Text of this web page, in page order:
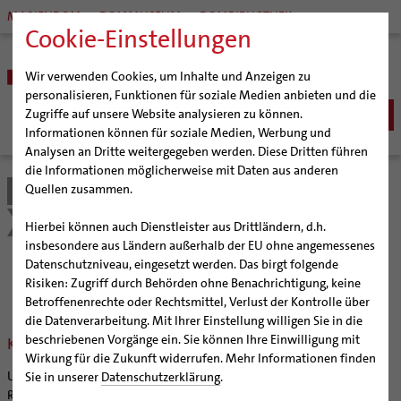
Cookie-Einstellungen
Wir verwenden Cookies, um Inhalte und Anzeigen zu
personalisieren, Funktionen für soziale Medien anbieten und die
Zugriffe auf unsere Website analysieren zu können.
Informationen können für soziale Medien, Werbung und
Analysen an Dritte weitergegeben werden. Diese Dritten führen
die Informationen möglicherweise mit Daten aus anderen
Quellen zusammen.
Hierbei können auch Dienstleister aus Drittländern, d.h.
insbesondere aus Ländern außerhalb der EU ohne angemessenes
Datenschutzniveau, eingesetzt werden. Das birgt folgende
Risiken: Zugriff durch Behörden ohne Benachrichtigung, keine
Betroffenenrechte oder Rechtsmittel, Verlust der Kontrolle über
die Datenverarbeitung. Mit Ihrer Einstellung willigen Sie in die
beschriebenen Vorgänge ein. Sie können Ihre Einwilligung mit
Wirkung für die Zukunft widerrufen. Mehr Informationen finden
Sie in unserer Datenschutzerklärung.
MARIENDOM DOMMUSEUM DOMBIBLIOTHEK
BISTUM
Bischöfe
Weihbischof Dr. Martin Marahrens
Bischof em. Norbert Trelle
Weihbischof em. Bongartz
Weihbischof em. Schwerdtfeger
Weihbischof em. Koitz
Bischof em. Dr. Wüstenberg
Generalvikariat
Gremien
Diözesangericht
Gemeindegremien
Pfarrgemeinden
Hildesheimer Dom
Virtueller Rundgang durch den Dom
Tausendjähriger Rosenstock
Die Hildesheimer Dommusik
Wallfahrten | Pilgern
Termine Wallfahrten und Pilgern
Jakobswege im Bistum Hildesheim
Veranstaltungen
Strategieprozess
Jugend
SEELSORGE
Katholisch werden
Wiedereintritt
Erwachsenenkatechumenat
Glaube leben
Glaubensveranstaltungen
Taufe
Fragen zur Taufe
Erwachsenentaufe
Taufsymbole
Erstkommunion
Firmung
Hochzeit
Katholisch heiraten
Lebensende
BERATUNG & HILFE
Ehe-, Familien-, und Lebensberatung (EFL)
Schwangerenberatung
Beratungsstellen
Prävention und Hilfe bei sexualisierter Gewalt
Schuldnerberatung
Beratungsstellen
Caritas
Bischöfliche Stiftung Gemeinsam für das Leben
BILDUNG & KULTUR
Schulen | Hochschulen
Katholische Schulen im Bistum
Veranstaltungen
Schulpastoral
Dommuseum
Dombibliothek
Bistumsarchiv
KIRCHE & GESELLSCHAFT
Ökumene
Interreligiöser Dialog
Weltkirche
Bistum Hildesheim
Bolivienpartnerschaft
Ökologische Fonds
Ökologische Fonds
Klimafonds
Um die klimaschädlichen Auswirkungen von Langstreckenflügen im
Rahmen der Partnerschaft zu minimieren, bieten wir allen